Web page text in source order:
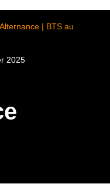
| BTS au
2025